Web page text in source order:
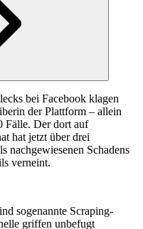
bei Facebook klagen
der Plattform – allein
Fälle. Der dort auf
hat jetzt über drei
nachgewiesenen Schadens
verneint.
sogenannte Scraping-
griffen unbefugt